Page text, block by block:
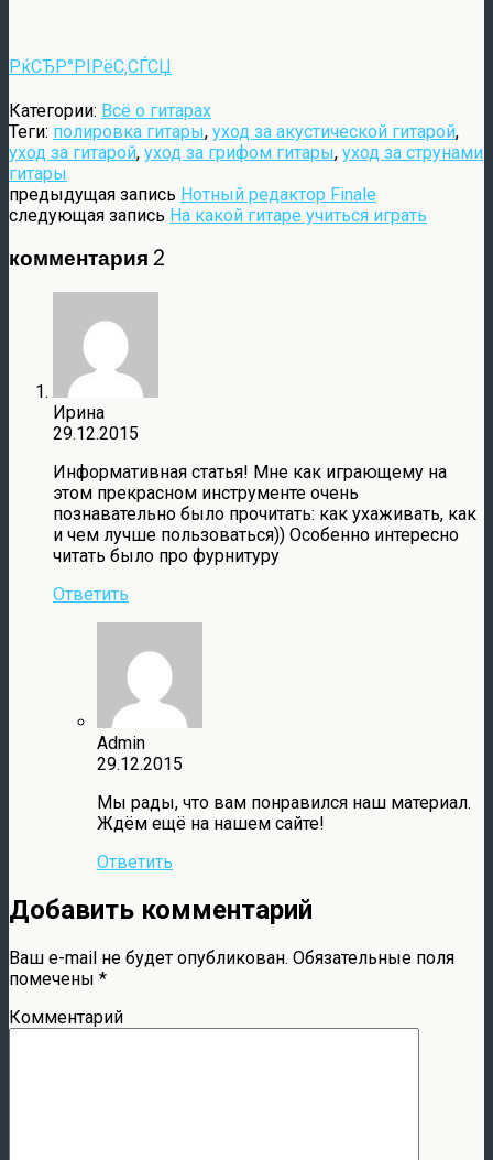
РќСЂР°РІРёС‚СЃСЏ
Категории: Всё о гитарах
Теги: полировка гитары, уход за акустической гитарой,
уход за гитарой, уход за грифом гитары, уход за струнами
гитары
предыдущая запись Нотный редактор Finale
следующая запись На какой гитаре учиться играть
комментария 2
Ирина
29.12.2015
Информативная статья! Мне как играющему на
этом прекрасном инструменте очень
познавательно было прочитать: как ухаживать, как
и чем лучше пользоваться)) Особенно интересно
читать было про фурнитуру
Ответить
Admin
29.12.2015
Мы рады, что вам понравился наш материал.
Ждём ещё на нашем сайте!
Ответить
Добавить комментарий
Ваш e-mail не будет опубликован. Обязательные поля
помечены *
Комментарий